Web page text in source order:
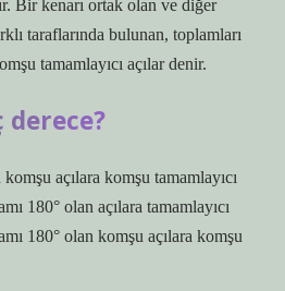
Bir kenarı ortak olan ve diğer
taraflarında bulunan, toplamları
tamamlayıcı açılar denir.
derece?
açılara komşu tamamlayıcı
180° olan açılara tamamlayıcı
180° olan komşu açılara komşu